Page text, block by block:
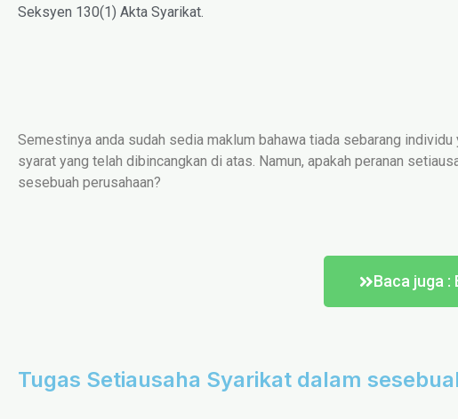
Seksyen 130(1) Akta Syarikat.
Semestinya anda sudah sedia maklum bahawa tiada sebarang
syarat yang telah dibincangkan di atas. Namun, apakah peranan
sesebuah perusahaan?
Baca juga
Tugas Setiausaha Syarikat dalam